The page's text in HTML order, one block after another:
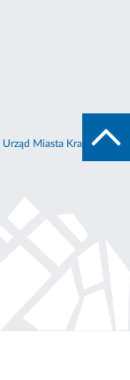
Urząd Miasta Krakowa